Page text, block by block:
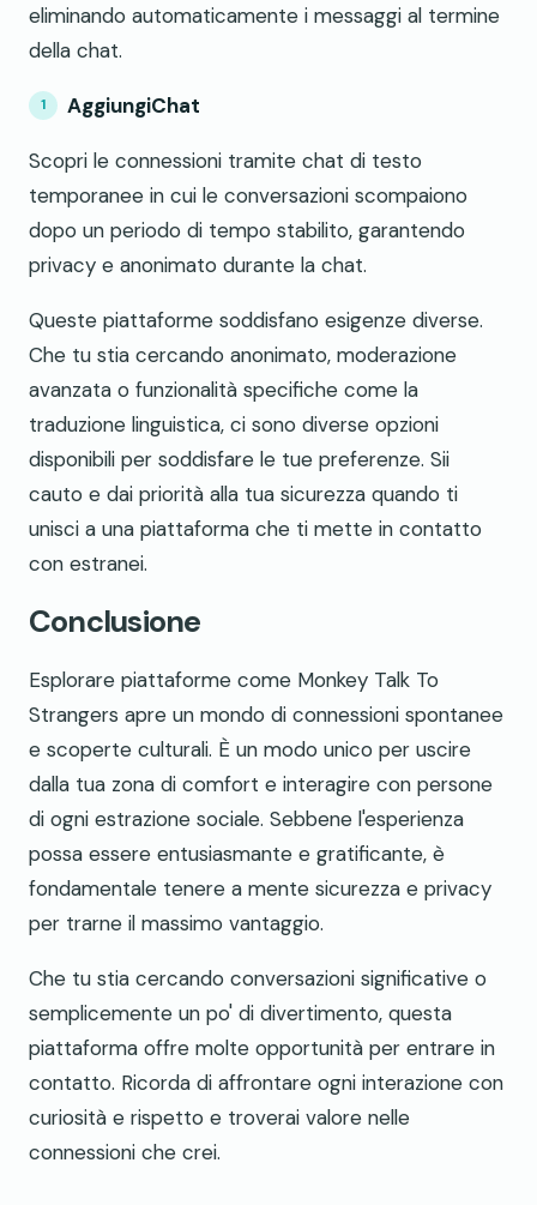
eliminando automaticamente i messaggi al termine
della chat.
AggiungiChat
Scopri le connessioni tramite chat di testo
temporanee in cui le conversazioni scompaiono
dopo un periodo di tempo stabilito, garantendo
privacy e anonimato durante la chat.
Queste piattaforme soddisfano esigenze diverse.
Che tu stia cercando anonimato, moderazione
avanzata o funzionalità specifiche come la
traduzione linguistica, ci sono diverse opzioni
disponibili per soddisfare le tue preferenze. Sii
cauto e dai priorità alla tua sicurezza quando ti
unisci a una piattaforma che ti mette in contatto
con estranei.
Conclusione
Esplorare piattaforme come Monkey Talk To
Strangers apre un mondo di connessioni spontanee
e scoperte culturali. È un modo unico per uscire
dalla tua zona di comfort e interagire con persone
di ogni estrazione sociale. Sebbene l'esperienza
possa essere entusiasmante e gratificante, è
fondamentale tenere a mente sicurezza e privacy
per trarne il massimo vantaggio.
Che tu stia cercando conversazioni significative o
semplicemente un po' di divertimento, questa
piattaforma offre molte opportunità per entrare in
contatto. Ricorda di affrontare ogni interazione con
curiosità e rispetto e troverai valore nelle
connessioni che crei.